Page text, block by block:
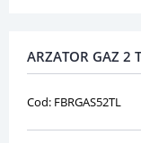
ARZATOR GAZ 2
Cod: FBRGAS52TL